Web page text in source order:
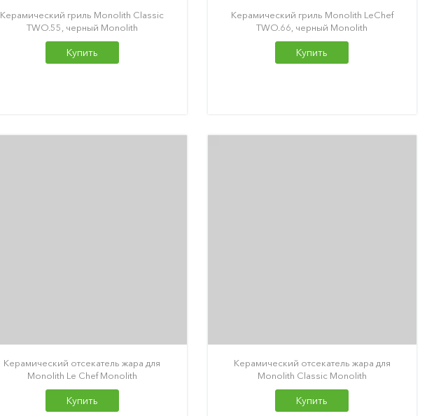
Керамический гриль Monolith Classic
TWO.55, черный Monolith
Купить
Керамический гриль Monolith LeChef
TWO.66, черный Monolith
Купить
Керамический отсекатель жара для
Monolith Le Chef Monolith
Купить
Керамический отсекатель жара для
Monolith Classic Monolith
Купить